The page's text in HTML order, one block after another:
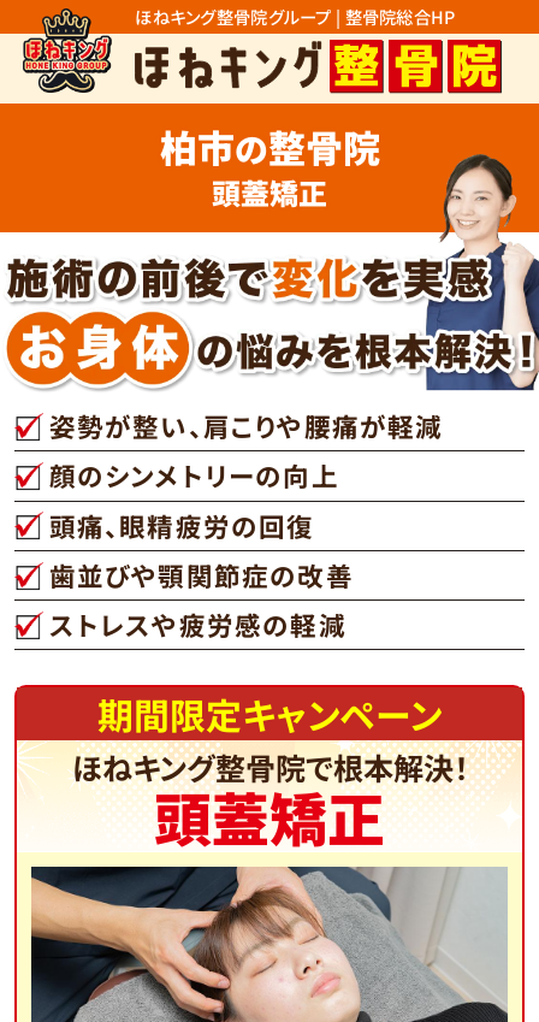
ほねキング整骨院グループ | 整骨院総合HP
柏市の整骨院
頭蓋矯正
姿勢が整い、肩こりや腰痛が軽減
顔のシンメトリーの向上
頭痛、眼精疲労の回復
歯並びや顎関節症の改善
ストレスや疲労感の軽減
期間限定キャンペーン
ほねキング整骨院で根本解決！
頭蓋矯正